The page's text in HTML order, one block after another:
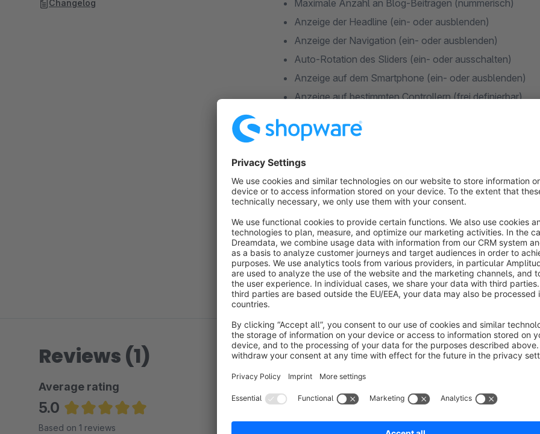
Maximale Anzahl an Blog-Beiträgen (nummerisch)
Anzeige der Headline (ein- oder ausblenden)
Anzeige der Navigation (ein- oder ausblenden)
Auto-Rotation des Sliders (ein- oder ausschalten)
Anzeige auf dem Smartphone (ein- oder ausblenden)
Anzeige auf bestimmten Controllern (frei definierbar)
Hinweis
Dieses Plugin wurde auf Basis des Shopware Standard
diesem Plugin nicht kompatibel) entwickelt. Bei
Verwendung von Fremd-Templates (z.B. Conexco) können
bzw. Funktionsweise übernehmen. Gerne passen wir in
Onlineshop individuell an. Nehmen Sie hierfür gerne Kontakt
Changelog
Reviews (1)
Average rating
5.0
Average rating of 5 out of 5 stars
Based on 1 reviews Genau das was wir gesucht haben!